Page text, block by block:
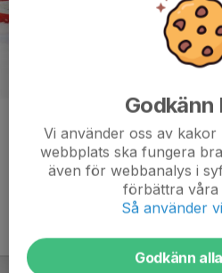
Kommentarer
Godkänn
Vi använder oss av
webbplats ska fungera
även för webbanalys i
förbättra våra
Så använder
Godkänn